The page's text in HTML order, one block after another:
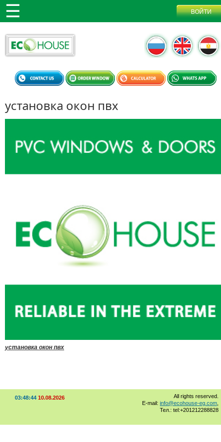
установка окон пвх
установка окон пвх
03:48:44 10.08.2026
All rights reserved.
E-mail: info@ecohouse-eg.com
Тел.: tel:+201212288828